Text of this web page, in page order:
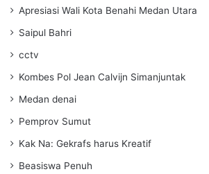
Apresiasi Wali Kota Benahi Medan Utara
Saipul Bahri
cctv
Kombes Pol Jean Calvijn Simanjuntak
Medan denai
Pemprov Sumut
Kak Na: Gekrafs harus Kreatif
Beasiswa Penuh